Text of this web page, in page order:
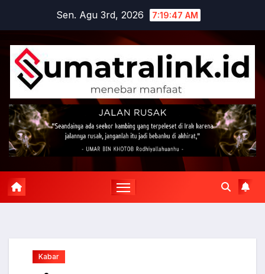
content
Sen. Agu 3rd, 2026 7:19:48 AM
Kabar